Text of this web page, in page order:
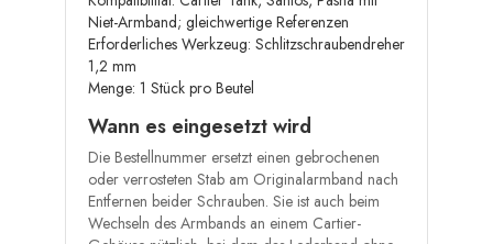
Niet-Armband; gleichwertige Referenzen
Erforderliches Werkzeug: Schlitzschraubendreher
1,2 mm
Menge: 1 Stück pro Beutel
Wann es eingesetzt wird
Die Bestellnummer ersetzt einen gebrochenen
oder verrosteten Stab am Originalarmband nach
Entfernen beider Schrauben. Sie ist auch beim
Wechseln des Armbands an einem Cartier-